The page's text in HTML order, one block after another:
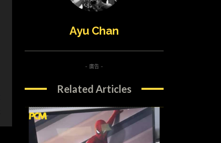
Ayu Chan
- 廣告 -
Related Articles